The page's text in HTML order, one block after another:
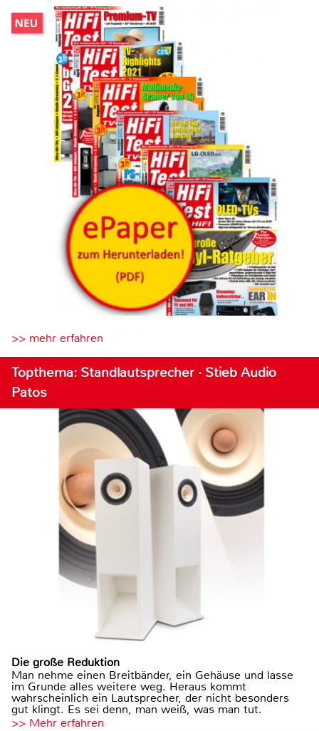
>> mehr erfahren
Topthema: Standlautsprecher · Stieb Audio
Patos
Die große Reduktion
Man nehme einen Breitbänder, ein Gehäuse und lasse
im Grunde alles weitere weg. Heraus kommt
wahrscheinlich ein Lautsprecher, der nicht besonders
gut klingt. Es sei denn, man weiß, was man tut.
>> Mehr erfahren